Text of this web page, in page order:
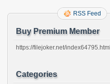
RSS Feed
Buy Premium Member
https://filejoker.net/index64795.html
Categories